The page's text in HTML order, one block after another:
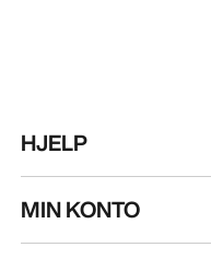
HJELP
MIN KONTO